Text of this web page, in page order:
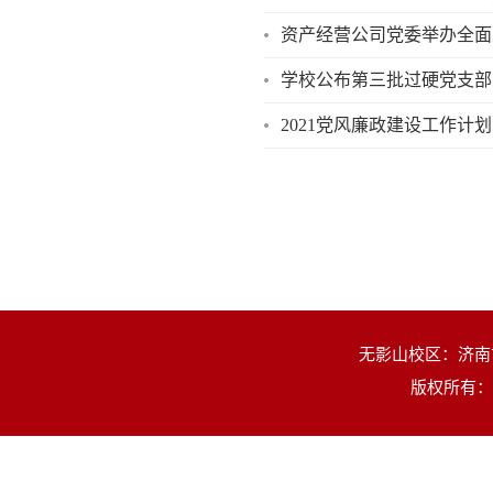
资产经营公司党委举办全
学校公布第三批过硬党支
2021党风廉政建设工作计划
无影山校区：济
版权所有